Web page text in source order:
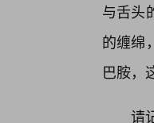
与舌头
的缠绵
巴胺，
请